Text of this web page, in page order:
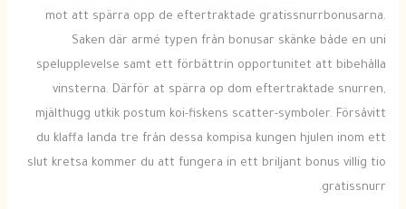
mot att spärra opp de eftertraktade gratissnurrbonusarna.
Saken där armé typen från bonusar skänke både en uni
spelupplevelse samt ett förbättrin opportunitet att bibehålla
vinsterna. Därför at spärra op dom eftertraktade snurren,
mjälthugg utkik postum koi-fiskens scatter-symboler. Försåvitt
du klaffa landa tre från dessa kompisa kungen hjulen inom ett
slut kretsa kommer du att fungera in ett briljant bonus villig tio
gratissnurr.